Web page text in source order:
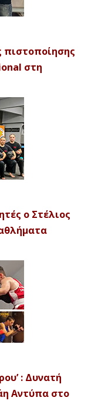
πιστοποίησης
στη
ο Στέλιος
: Δυνατή
Αντύπα στο